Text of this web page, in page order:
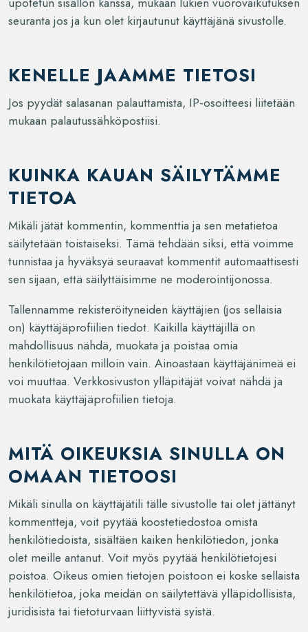
seuranta jos ja kun olet kirjautunut käyttäjänä sivustolle.
KENELLE JAAMME TIETOSI
Jos pyydät salasanan palauttamista, IP-osoitteesi liitetään
mukaan palautussähköpostiisi.
KUINKA KAUAN SÄILYTÄMME
TIETOA
Mikäli jätät kommentin, kommenttia ja sen metatietoa
säilytetään toistaiseksi. Tämä tehdään siksi, että voimme
tunnistaa ja hyväksyä seuraavat kommentit automaattisesti
sen sijaan, että säilyttäisimme ne moderointijonossa.
Tallennamme rekisteröityneiden käyttäjien (jos sellaisia
on) käyttäjäprofiilien tiedot. Kaikilla käyttäjillä on
mahdollisuus nähdä, muokata ja poistaa omia
henkilötietojaan milloin vain. Ainoastaan käyttäjänimeä ei
voi muuttaa. Verkkosivuston ylläpitäjät voivat nähdä ja
muokata käyttäjäprofiilien tietoja.
MITÄ OIKEUKSIA SINULLA ON
OMAAN TIETOOSI
Mikäli sinulla on käyttäjätili tälle sivustolle tai olet jättänyt
kommentteja, voit pyytää koostetiedostoa omista
henkilötiedoista, sisältäen kaiken henkilötiedon, jonka
olet meille antanut. Voit myös pyytää henkilötietojesi
poistoa. Oikeus omien tietojen poistoon ei koske sellaista
henkilötietoa, joka meidän on säilytettävä ylläpidollisista,
juridisista tai tietoturvaan liittyvistä syistä.